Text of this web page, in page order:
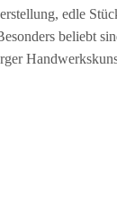
edle
beliebt